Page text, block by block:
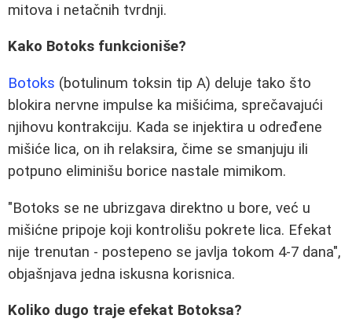
mitova i netačnih tvrdnji.
Kako Botoks funkcioniše?
Botoks (botulinum toksin tip A) deluje tako što
blokira nervne impulse ka mišićima, sprečavajući
njihovu kontrakciju. Kada se injektira u određene
mišiće lica, on ih relaksira, čime se smanjuju ili
potpuno eliminišu borice nastale mimikom.
"Botoks se ne ubrizgava direktno u bore, već u
mišićne pripoje koji kontrolišu pokrete lica. Efekat
nije trenutan - postepeno se javlja tokom 4-7 dana",
objašnjava jedna iskusna korisnica.
Koliko dugo traje efekat Botoksa?